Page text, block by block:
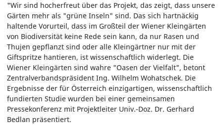
"Wir sind hocherfreut über das Projekt, das zeigt, dass unsere
Gärten mehr als "grüne Inseln" sind. Das sich hartnäckig
haltende Vorurteil, dass im Großteil der Wiener Kleingärten
von Biodiversität keine Rede sein kann, da nur Rasen und
Thujen gepflanzt sind oder alle Kleingärtner nur mit der
Giftspritze hantieren, ist wissenschaftlich widerlegt. Die
Wiener Kleingärten sind wahre "Oasen der Vielfalt", betont
Zentralverbandspräsident Ing. Wilhelm Wohatschek. Die
Ergebnisse der für Österreich einzigartigen, wissenschaftlich
fundierten Studie wurden bei einer gemeinsamen
Pressekonferenz mit Projektleiter Univ.-Doz. Dr. Gerhard
Bedlan präsentiert.